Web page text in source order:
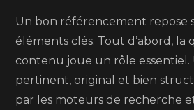
Un bon référencement repose
éléments clés. Tout d’abord, la
contenu joue un rôle
pertinent, original et bien
par les moteurs de recherche